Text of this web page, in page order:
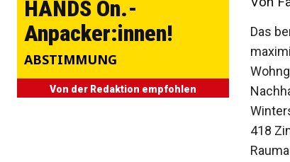
HANDS On.-
Anpacker:innen!
ABSTIMMUNG
Von der Redaktion empfohlen
Das
418